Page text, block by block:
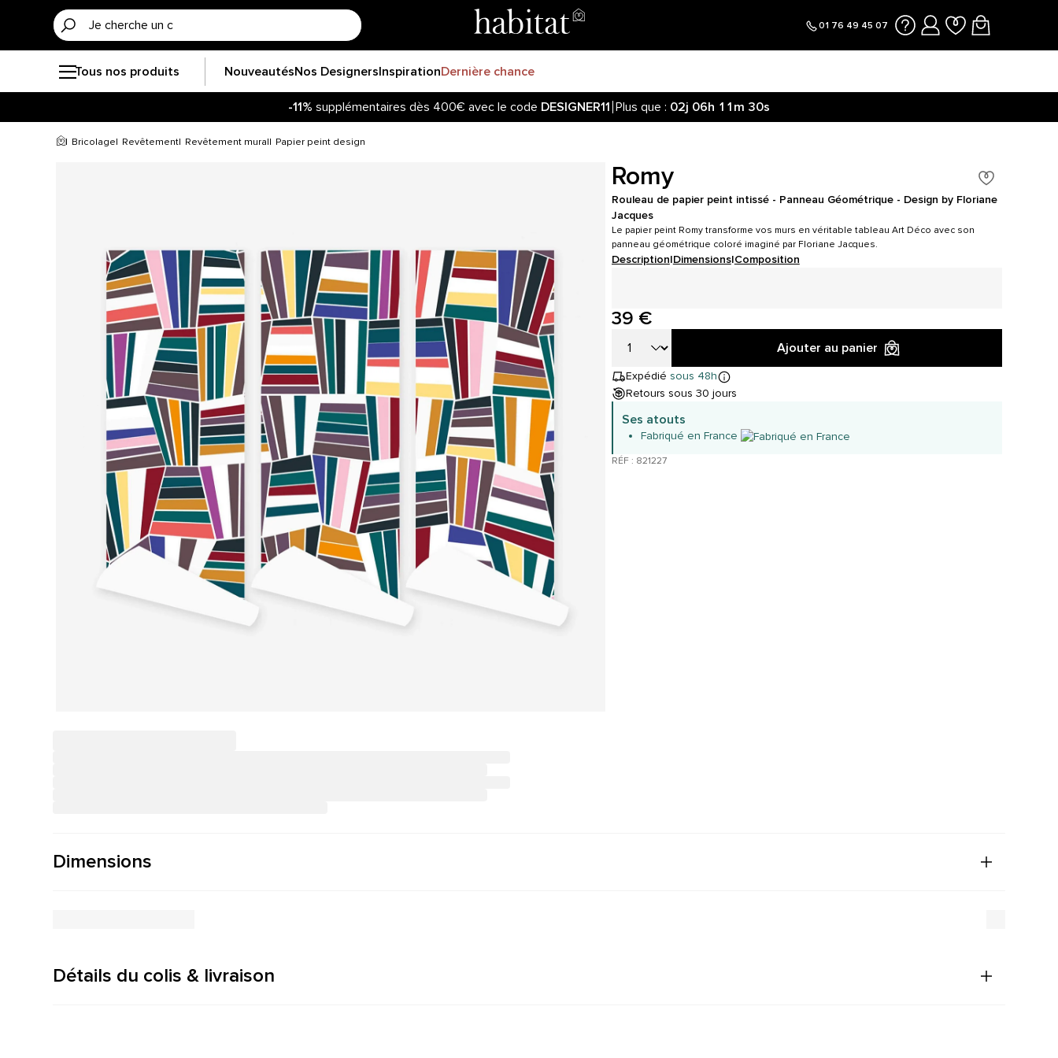
01 76 49 45 07
Tous nos produits NouveautésNos DesignersInspirationDernière chance
-11% supplémentaires dès 400€ avec le code DESIGNER11 Plus que : 02j 06h 11m 30s
Bricolage Revêtement Revêtement mural Papier peint design
Romy
Rouleau de papier peint intissé - Panneau Géométrique - Design by Floriane
Jacques
Le papier peint Romy transforme vos murs en véritable tableau Art Déco avec son
panneau géométrique coloré imaginé par Floriane Jacques.
Description|Dimensions|Composition
39 €
Ajouter au panier
Expédié sous 48h
Retours sous 30 jours
Ses atouts
Fabriqué en France
RÉF : 821227
Dimensions
Détails du colis & livraison